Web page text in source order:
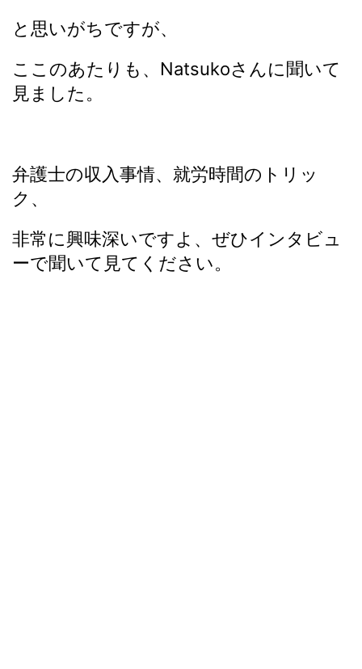
と思いがちですが、
ここのあたりも、Natsukoさんに聞いて
見ました。
弁護士の収入事情、就労時間のトリッ
ク、
非常に興味深いですよ、ぜひインタビュ
ーで聞いて見てください。